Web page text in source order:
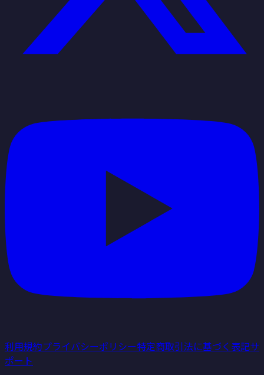
利用規約プライバシーポリシー特定商取引法に基づく表記サ
ポート